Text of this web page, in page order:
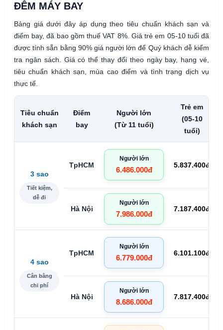
ĐÊM MÁY BAY
Bảng giá dưới đây áp dụng theo tiêu chuẩn khách sạn và
điểm bay, đã bao gồm thuế VAT 8%. Giá trẻ em 05-10 tuổi đã
được tính sẵn bằng 90% giá người lớn để Quý khách dễ kiểm
tra ngân sách. Giá có thể thay đổi theo ngày bay, hạng vé,
tiêu chuẩn khách sạn, mùa cao điểm và tình trạng dịch vụ
thực tế.
Tiêu chuẩn
khách sạn
Điểm
bay
Người lớn
(Từ 11 tuổi)
Trẻ em
(05-10
tuổi)
3 sao
Tiết kiệm,
dễ đi
TpHCM
Người lớn
6.486.000đ
5.837.400đ
Hà Nội
Người lớn
7.986.000đ
7.187.400đ
4 sao
Cân bằng
chi phí
TpHCM
Người lớn
6.779.000đ
6.101.100đ
Hà Nội
Người lớn
8.686.000đ
7.817.400đ